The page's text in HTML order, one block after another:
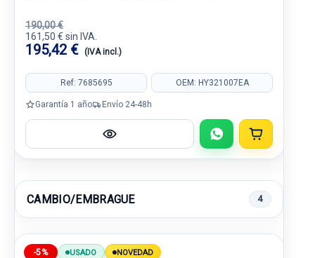
190,00 €
161,50 € sin IVA.
195,42 € (IVA incl.)
Ref: 7685695 OEM: HY321007EA
Garantía 1 año Envío 24-48h
CAMBIO/EMBRAGUE 4
-5% USADO NOVEDAD